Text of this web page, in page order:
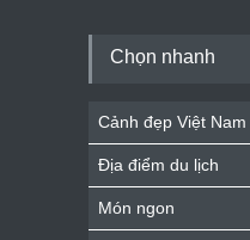
Chọn nhanh
Cảnh đẹp Việt Nam
Địa điểm du lịch
Món ngon